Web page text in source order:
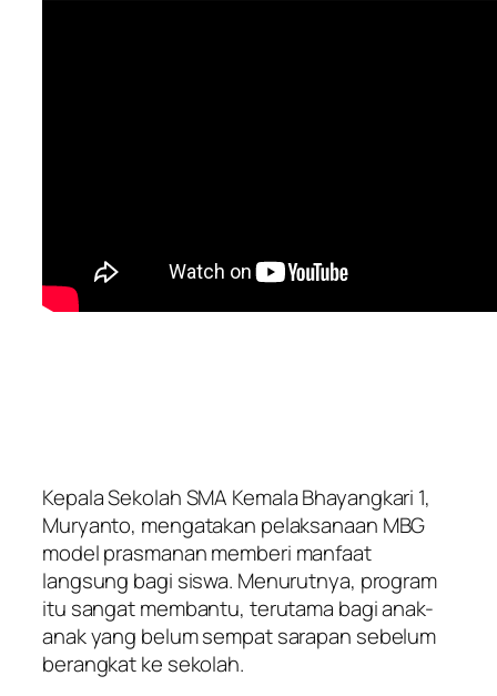
Kepala Sekolah SMA Kemala Bhayangkari 1,
Muryanto, mengatakan pelaksanaan MBG
model prasmanan memberi manfaat
langsung bagi siswa. Menurutnya, program
itu sangat membantu, terutama bagi anak-
anak yang belum sempat sarapan sebelum
berangkat ke sekolah.